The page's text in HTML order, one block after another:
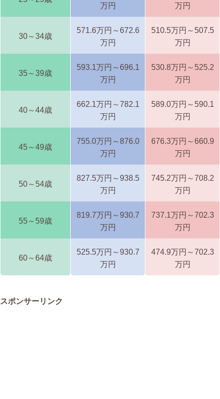
万円
万円
30～34歳
571.6万円～672.6
万円
510.5万円～507.5
万円
35～39歳
593.1万円～696.1
万円
530.8万円～525.2
万円
40～44歳
662.1万円～782.1
万円
589.0万円～590.1
万円
45～49歳
755.0万円～876.0
万円
676.3万円～660.9
万円
50～54歳
827.5万円～938.5
万円
745.2万円～708.2
万円
55～59歳
819.7万円～930.7
万円
737.1万円～702.3
万円
60～64歳
525.5万円～930.7
万円
474.9万円～702.3
万円
スポンサーリンク